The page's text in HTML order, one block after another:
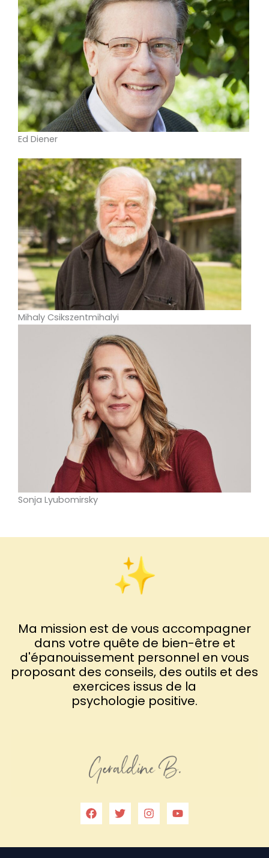
Ed Diener
Mihaly Csikszentmihalyi
Sonja Lyubomirsky
Ma mission est de vous accompagner
dans votre quête de bien-être et
d'épanouissement personnel en vous
proposant des conseils, des outils et des
exercices issus de la
psychologie positive.